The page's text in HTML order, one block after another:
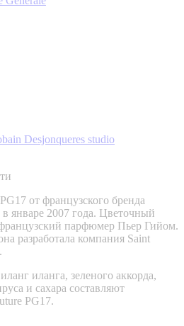
Desjonqueres studio
от французского бренда
январе 2007 года. Цветочный
парфюмер Пьер Гийом.
разработала компания Saint
иланга, зеленого аккорда,
и сахара составляют
PG17.